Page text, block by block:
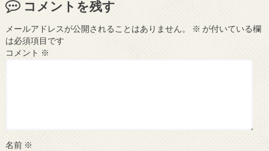
コメントを残す
メールアドレスが公開されることはありません。 ※ が付いている欄
は必須項目です
コメント ※
名前 ※